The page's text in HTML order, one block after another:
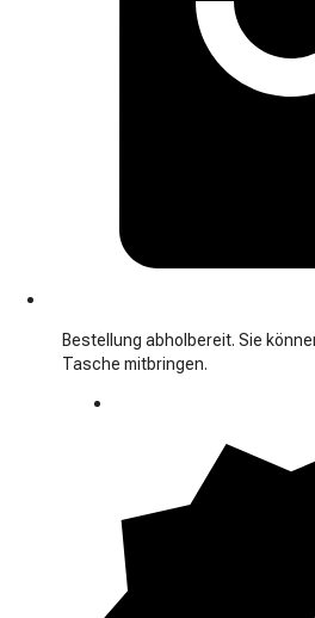
Bestellung abholbereit. Sie
Tasche mitbringen.